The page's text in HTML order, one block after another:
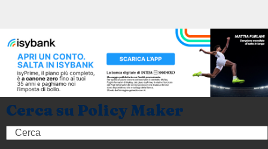
Cerca su Policy Maker
Search